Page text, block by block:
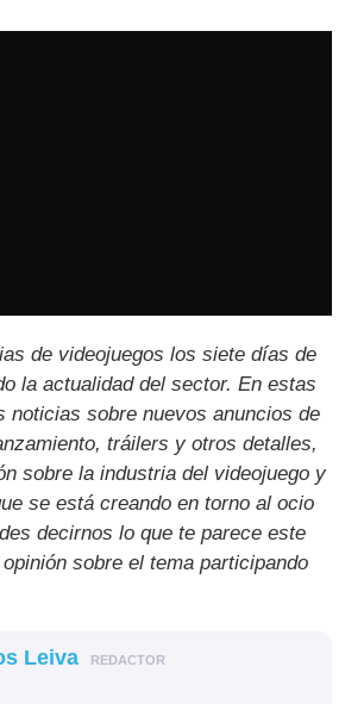
de videojuegos los siete días de
la actualidad del sector. En estas
noticias sobre nuevos anuncios de
tráilers y otros detalles,
sobre la industria del videojuego y
se está creando en torno al ocio
decirnos lo que te parece este
sobre el tema participando
Leiva REDACTOR